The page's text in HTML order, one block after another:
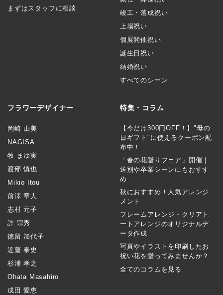
まずはスタッフに相談
竣工・落成祝い
上場祝い
個展開催祝い
誕生日祝い
結婚祝い
すべてのシーン
フラワーデザイナー
岡崎 由美
NAGISA
牧 まゆ実
渡部 慎也
Mikio Itou
前澤 章人
志村 元子
許 宗秀
徳留 加代子
近藤 泰史
杉浦 孝之
Ohata Masahiro
成田 愛恵
特集・コラム
【今だけ300円OFF！】"母の
日ギフト"に使えるクーポン配
布中！
「春の花贈りフェア」開催｜
送別や卒業シーンにもおすす
め
秋におすすめ！人気アレンジ
メント
フレームアレンジ・クリアト
ートアレンジのオリジナルデ
ータ作成
写真やイラストを印刷したお
祝い花を贈ってみませんか？
全てのコラムを見る